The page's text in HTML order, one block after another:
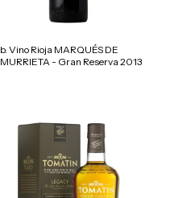
b. Vino Rioja MARQUÉS DE
MURRIETA - Gran Reserva 2013